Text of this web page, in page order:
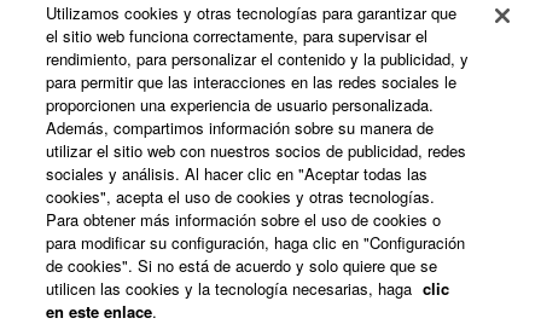
Productos y soluciones
Noticias
Acerca de Yamaha
España - Spanish
Utilizamos cookies y otras tecnologías para garantizar que
el sitio web funciona correctamente, para supervisar el
rendimiento, para personalizar el contenido y la publicidad, y
para permitir que las interacciones en las redes sociales le
proporcionen una experiencia de usuario personalizada.
Además, compartimos información sobre su manera de
utilizar el sitio web con nuestros socios de publicidad, redes
sociales y análisis. Al hacer clic en "Aceptar todas las
cookies", acepta el uso de cookies y otras tecnologías.
Para obtener más información sobre el uso de cookies o
para modificar su configuración, haga clic en "Configuración
de cookies". Si no está de acuerdo y solo quiere que se
utilicen las cookies y la tecnología necesarias, haga clic
en este enlace.